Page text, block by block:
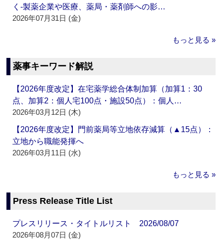
く‐製薬企業や医療、薬局・薬剤師への影…
2026年07月31日 (金)
もっと見る »
薬事キーワード解説
【2026年度改定】在宅薬学総合体制加算（加算1：30
点、加算2：個人宅100点・施設50点）：個人…
2026年03月12日 (木)
【2026年度改定】門前薬局等立地依存減算（▲15点）：
立地から職能発揮へ
2026年03月11日 (水)
もっと見る »
Press Release Title List
プレスリリース・タイトルリスト 2026/08/07
2026年08月07日 (金)